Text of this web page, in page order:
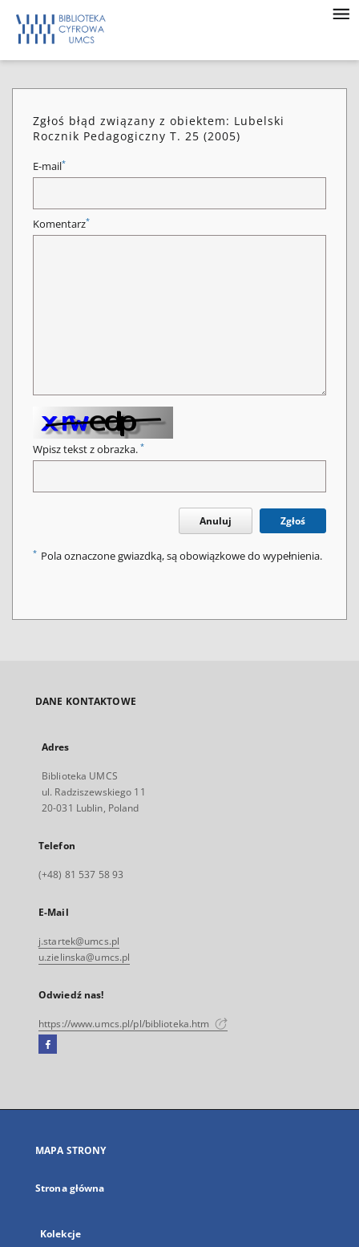
Zgłoś błąd związany z obiektem: Lubelski
Rocznik Pedagogiczny T. 25 (2005)
E-mail*
Komentarz*
Wpisz tekst z obrazka. *
Anuluj Zgłoś
* Pola oznaczone gwiazdką, są obowiązkowe do wypełnienia.
DANE KONTAKTOWE
Adres
Biblioteka UMCS
ul. Radziszewskiego 11
20-031 Lublin, Poland
Telefon
(+48) 81 537 58 93
E-Mail
j.startek@umcs.pl
u.zielinska@umcs.pl
Odwiedź nas!
https://www.umcs.pl/pl/biblioteka.htm
Facebook
się
karcie
MAPA STRONY
Strona główna
Kolekcje